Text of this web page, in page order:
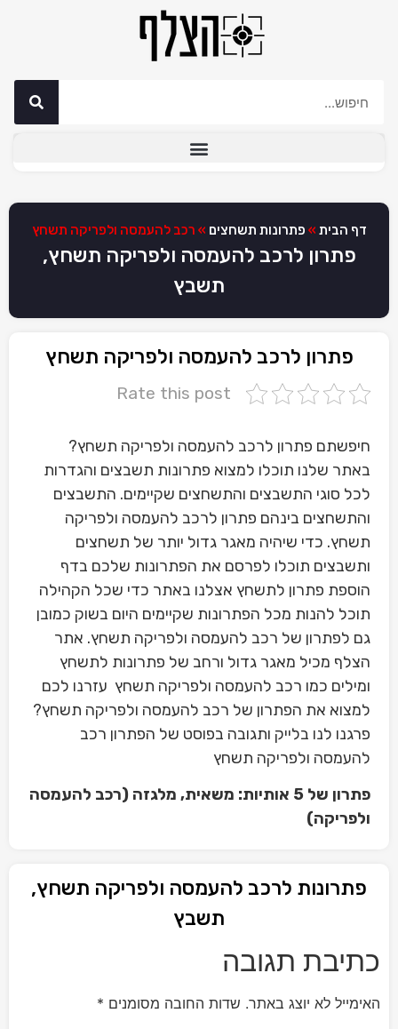
דף הבית » פתרונות תשחצים » רכב להעמסה ולפריקה תשחץ
פתרון לרכב להעמסה ולפריקה תשחץ,
תשבץ
פתרון לרכב להעמסה ולפריקה תשחץ
Rate this post
חיפשתם פתרון לרכב להעמסה ולפריקה תשחץ?
באתר שלנו תוכלו למצוא פתרונות תשבצים והגדרות
לכל סוגי התשבצים והתשחצים שקיימים. התשבצים
והתשחצים בינהם פתרון לרכב להעמסה ולפריקה
תשחץ. כדי שיהיה מאגר גדול יותר של תשחצים
ותשבצים תוכלו לפרסם את הפתרונות שלכם בדף
הוספת פתרון לתשחץ אצלנו באתר כדי שכל הקהילה
תוכל להנות מכל הפתרונות שקיימים היום בשוק כמובן
גם לפתרון של רכב להעמסה ולפריקה תשחץ. אתר
הצלף מכיל מאגר גדול ורחב של פתרונות לתשחץ
ומילים כמו רכב להעמסה ולפריקה תשחץ עזרנו לכם
למצוא את הפתרון של רכב להעמסה ולפריקה תשחץ?
פרגנו לנו בלייק ותגובה בפוסט של הפתרון רכב
להעמסה ולפריקה תשחץ
פתרון של 5 אותיות: משאית, מלגזה (רכב להעמסה
ולפריקה)
פתרונות לרכב להעמסה ולפריקה תשחץ,
תשבץ
כתיבת תגובה
האימייל לא יוצג באתר. שדות החובה מסומנים *